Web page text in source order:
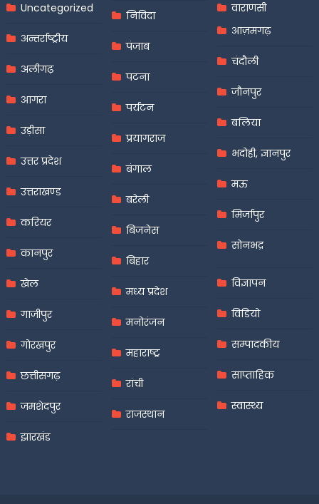
Uncategorized
अन्तर्राष्ट्रीय
अलीगढ़
आगरा
उड़ीसा
उत्तर प्रदेश
उत्तराखण्ड
करियर
कानपुर
खेल
गाजीपुर
गोरखपुर
छत्तीसगढ़
जमशेदपुर
झारखंड
निविदा
पंजाब
पटना
पर्यटन
प्रयागराज
बंगाल
बरेली
बिजनेस
बिहार
मध्य प्रदेश
मनोरंजन
महाराष्ट्र
रांची
राजस्थान
वाराणसी
आज़मगढ़
चंदौली
जौनपुर
बलिया
भदोही, ज्ञानपुर
मऊ
मिर्जापुर
सोनभद्र
विज्ञापन
विडियो
सम्पादकीय
साप्ताहिक
स्वास्थ्य